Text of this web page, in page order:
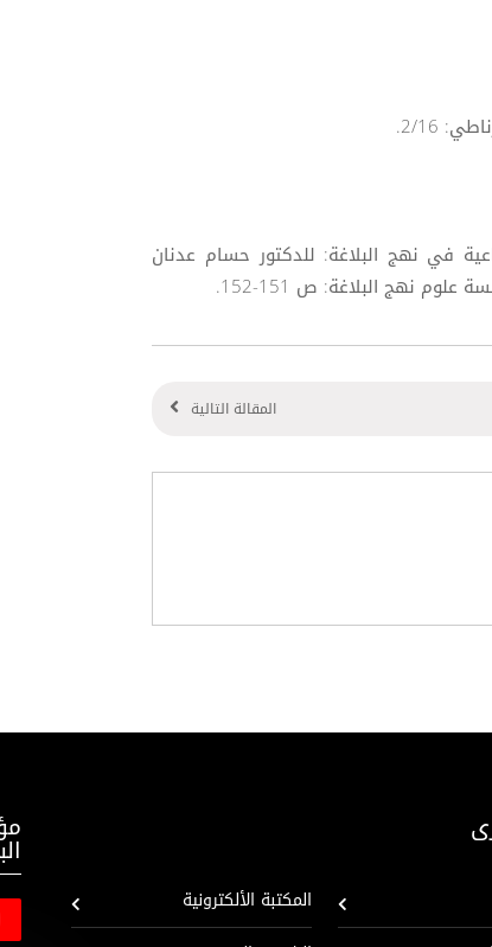
في نهج البلاغة: للدكتور حسام عدنان
نهج البلاغة: ص 151-152.
المقالة التالية
المكتبة الألكترونية